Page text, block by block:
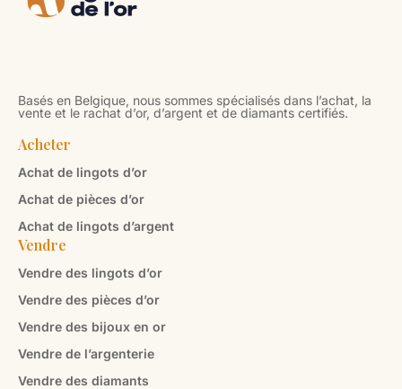
Basés en Belgique, nous sommes spécialisés dans l’achat, la
vente et le rachat d’or, d’argent et de diamants certifiés.
Acheter
Achat de lingots d’or
Achat de pièces d’or
Achat de lingots d’argent
Vendre
Vendre des lingots d’or
Vendre des pièces d’or
Vendre des bijoux en or
Vendre de l’argenterie
Vendre des diamants